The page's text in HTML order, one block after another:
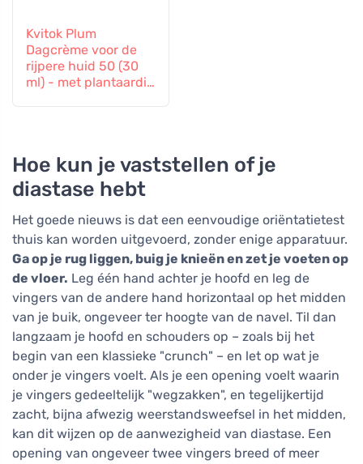
Kvitok Plum
Dagcrème voor de
rijpere huid 50 (30
ml) - met plantaardig
Hoe kun je vaststellen of je
diastase hebt
Het goede nieuws is dat een eenvoudige oriëntatietest
thuis kan worden uitgevoerd, zonder enige apparatuur.
Ga op je rug liggen, buig je knieën en zet je voeten op
de vloer. Leg één hand achter je hoofd en leg de
vingers van de andere hand horizontaal op het midden
van je buik, ongeveer ter hoogte van de navel. Til dan
langzaam je hoofd en schouders op – zoals bij het
begin van een klassieke "crunch" – en let op wat je
onder je vingers voelt. Als je een opening voelt waarin
je vingers gedeeltelijk "wegzakken", en tegelijkertijd
zacht, bijna afwezig weerstandsweefsel in het midden,
kan dit wijzen op de aanwezigheid van diastase. Een
opening van ongeveer twee vingers breed of meer